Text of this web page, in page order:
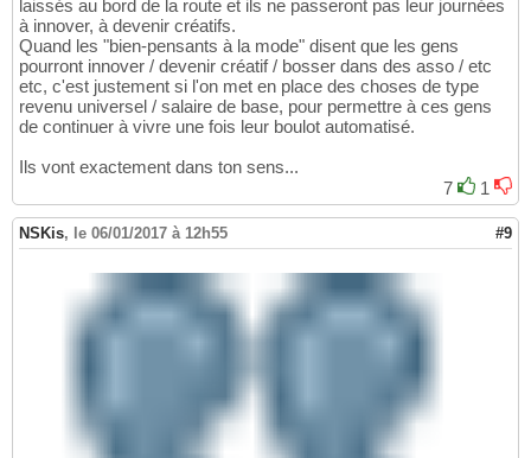
laissés au bord de la route et ils ne passeront pas leur journées
à innover, à devenir créatifs.
Quand les "bien-pensants à la mode" disent que les gens
pourront innover / devenir créatif / bosser dans des asso / etc
etc, c'est justement si l'on met en place des choses de type
revenu universel / salaire de base, pour permettre à ces gens
de continuer à vivre une fois leur boulot automatisé.
Ils vont exactement dans ton sens...
7
1
NSKis, le 06/01/2017 à 12h55 #9